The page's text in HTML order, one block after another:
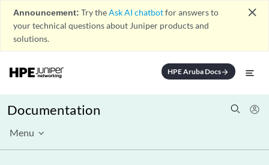
Announcement: Try theAsk AI chatbotfor answers to
your technical questions about Juniper products and
solutions.
close
HPE Aruba Docsarrow_forward
Documentation
Menu